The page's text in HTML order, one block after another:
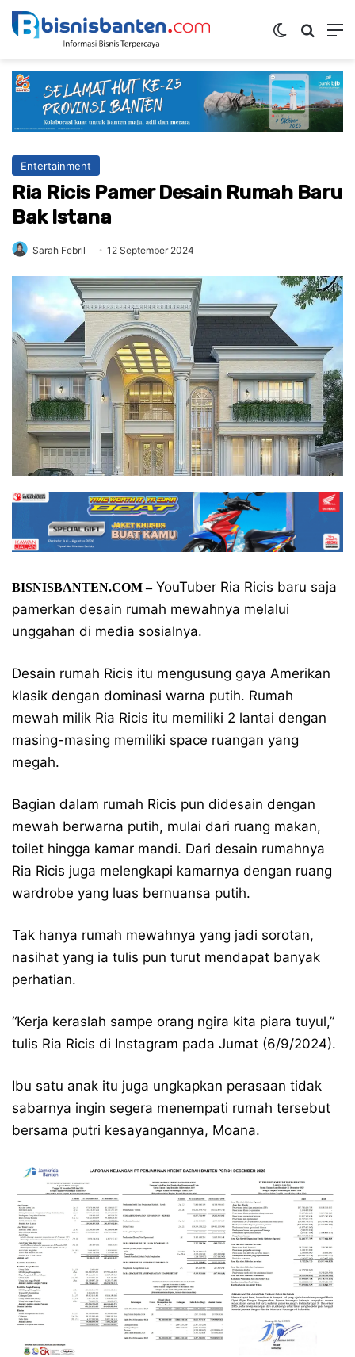
Switch skin
Entertainment
Ria Ricis Pamer Desain Rumah Baru
Bak Istana
Sarah Febril 12 September 2024
BISNISBANTEN.COM –YouTuber Ria Ricis baru saja
pamerkan desain rumah mewahnya melalui
unggahan di media sosialnya.
Desain rumah Ricis itu mengusung gaya Amerikan
klasik dengan dominasi warna putih. Rumah
mewah milik Ria Ricis itu memiliki 2 lantai dengan
masing-masing memiliki space ruangan yang
megah.
Bagian dalam rumah Ricis pun didesain dengan
mewah berwarna putih, mulai dari ruang makan,
toilet hingga kamar mandi. Dari desain rumahnya
Ria Ricis juga melengkapi kamarnya dengan ruang
wardrobe yang luas bernuansa putih.
Tak hanya rumah mewahnya yang jadi sorotan,
nasihat yang ia tulis pun turut mendapat banyak
perhatian.
“Kerja keraslah sampe orang ngira kita piara tuyul,”
tulis Ria Ricis di Instagram pada Jumat (6/9/2024).
Ibu satu anak itu juga ungkapkan perasaan tidak
sabarnya ingin segera menempati rumah tersebut
bersama putri kesayangannya, Moana.